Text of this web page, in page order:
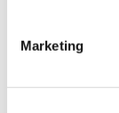
Marketing